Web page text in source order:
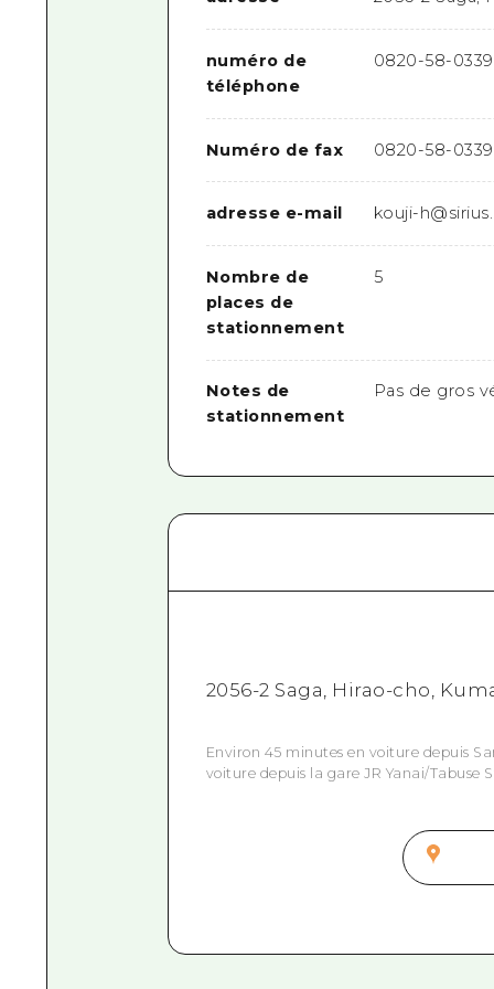
numéro de
téléphone
0820-58-0339
Numéro de fax 0820-58-0339
adresse e-mail kouji-
Nombre de
places de
stationnement
5
Notes de
stationnement
Pas de gros
2056-2 Saga, Hirao-cho,
Environ 45 minutes en voiture depuis
voiture depuis la gare JR Yanai/Tabuse